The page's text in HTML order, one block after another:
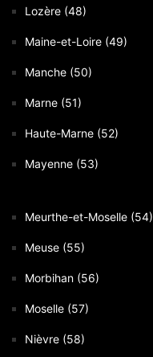
Lozère (48)
Maine-et-Loire (49)
Manche (50)
Marne (51)
Haute-Marne (52)
Mayenne (53)
Meurthe-et-Moselle (54)
Meuse (55)
Morbihan (56)
Moselle (57)
Nièvre (58)